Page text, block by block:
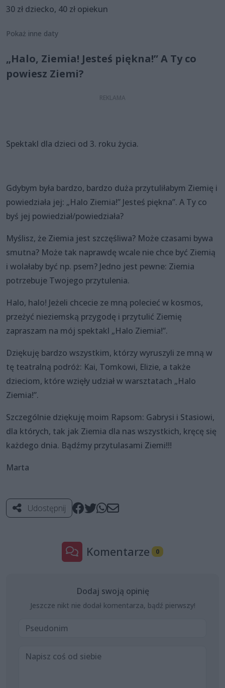
30 zł dziecko, 40 zł opiekun
Pokaż inne daty
„Halo, Ziemia! Jesteś piękna!” A Ty co
powiesz Ziemi?
Spektakl dla dzieci od 3. roku życia.
Gdybym była bardzo, bardzo duża przytuliłabym Ziemię i
powiedziała jej: „Halo Ziemia!” Jesteś piękna”. A Ty co
byś jej powiedział/powiedziała?
Myślisz, że Ziemia jest szczęśliwa? Może czasami bywa
smutna? Może tak naprawdę wcale nie chce być Ziemią
i wolałaby być np. psem? Jedno jest pewne: Ziemia
potrzebuje Twojego przytulenia.
Halo, halo! Jeżeli chcecie ze mną polecieć w kosmos,
przeżyć nieziemską przygodę i przytulić Ziemię
zapraszam na mój spektakl „Halo Ziemia!”.
Dziękuję bardzo wszystkim, którzy wyruszyli ze mną w
tę teatralną podróż: Kai, Tomkowi, Elizie, a także
dzieciom, które wzięły udział w warsztatach „Halo
Ziemia!”.
Szczególnie dziękuję moim Rapsom: Gabrysi i Stasiowi,
dla których, tak jak Ziemia dla nas wszystkich, kręcę się
każdego dnia. Bądźmy przytulasami Ziemi!!!
Marta
Udostępnij
Komentarze 0
Dodaj swoją opinię
Jeszcze nikt nie dodał komentarza, bądź pierwszy!